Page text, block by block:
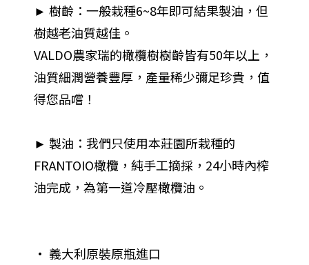
► 樹齡：一般栽種6~8年即可結果製油，但
樹越老油質越佳。
VALDO農家瑞的橄欖樹樹齡皆有50年以上，
油質細潤營養豐厚，產量稀少彌足珍貴，值
得您品嚐！
► 製油：我們只使用本莊園所栽種的
FRANTOIO橄欖，純手工摘採，24小時內榨
油完成，為第一道冷壓橄欖油。
• 義大利原裝原瓶進口